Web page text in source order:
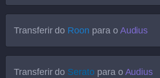
Transferir do Roon para o Audius
Transferir do Serato para o Audius